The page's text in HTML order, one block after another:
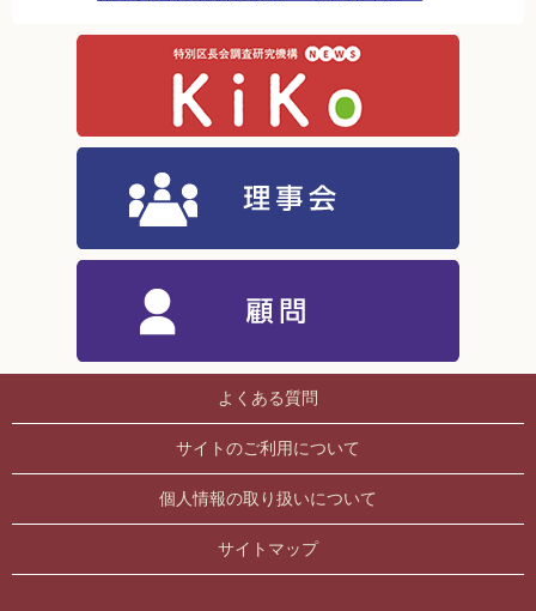
よくある質問
サイトのご利用について
個人情報の取り扱いについて
サイトマップ